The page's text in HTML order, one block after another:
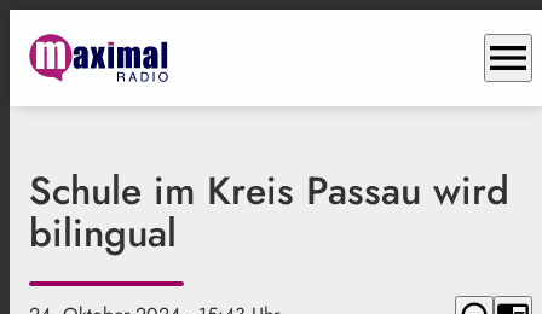
menu
Schule im Kreis Passau wird
bilingual